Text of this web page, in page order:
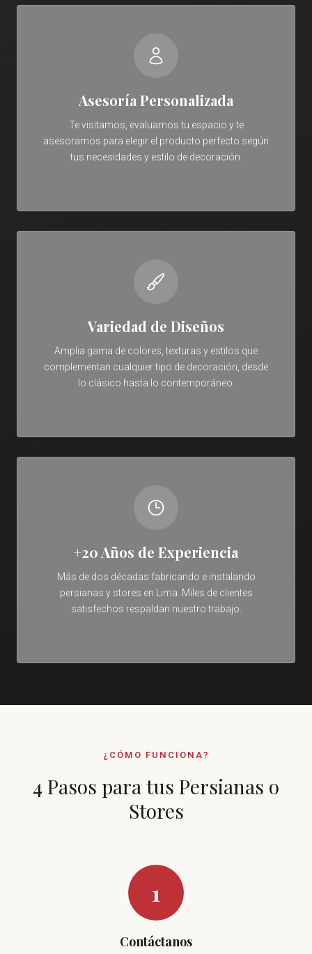
Asesoría Personalizada
Te visitamos, evaluamos tu espacio y te
asesoramos para elegir el producto perfecto según
tus necesidades y estilo de decoración.
Variedad de Diseños
Amplia gama de colores, texturas y estilos que
complementan cualquier tipo de decoración, desde
lo clásico hasta lo contemporáneo.
+20 Años de Experiencia
Más de dos décadas fabricando e instalando
persianas y stores en Lima. Miles de clientes
satisfechos respaldan nuestro trabajo.
¿CÓMO FUNCIONA?
4 Pasos para tus Persianas o
Stores
1
Contáctanos